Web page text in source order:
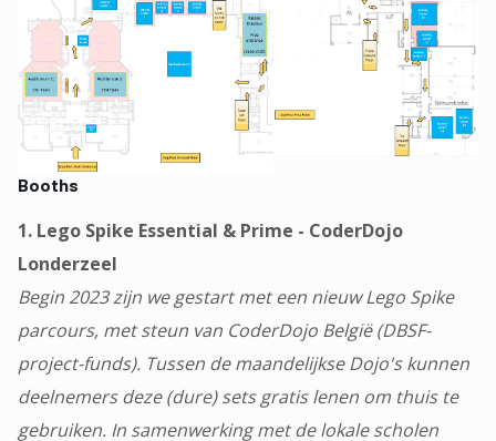
Booths
1. Lego Spike Essential & Prime - CoderDojo
Londerzeel
Begin 2023 zijn we gestart met een nieuw Lego Spike
parcours, met steun van CoderDojo België (DBSF-
project-funds). Tussen de maandelijkse Dojo's kunnen
deelnemers deze (dure) sets gratis lenen om thuis te
gebruiken. In samenwerking met de lokale scholen